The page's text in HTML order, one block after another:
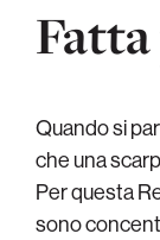
Quando si
che una
Per questa
sono